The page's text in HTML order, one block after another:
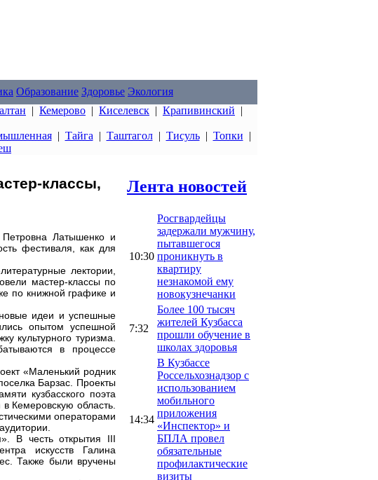
Образование Здоровье Экология
| Кемерово | Киселевск | Крапивинский |
| Тайга | Таштагол| Тисуль| Топки |
классы,
Латышенко и
фестиваля, как для
лектории,
мастер-классы по
по книжной графике и
идеи и успешные
опытом успешной
культурного туризма.
в процессе
«Маленький родник
Барзас. Проекты
кузбасского поэта
Кемеровскую область.
операторами
В честь открытия III
искусств Галина
Также были вручены
Лента новостей
10:30
Росгвардейцы
задержали мужчину,
пытавшегося
проникнуть в
квартиру
незнакомой ему
новокузнечанки
7:32
Более 100 тысяч
жителей Кузбасса
прошли обучение в
школах здоровья
14:34
В Кузбассе
Россельхознадзор с
использованием
мобильного
приложения
«Инспектор» и
БПЛА провел
обязательные
профилактические
визиты